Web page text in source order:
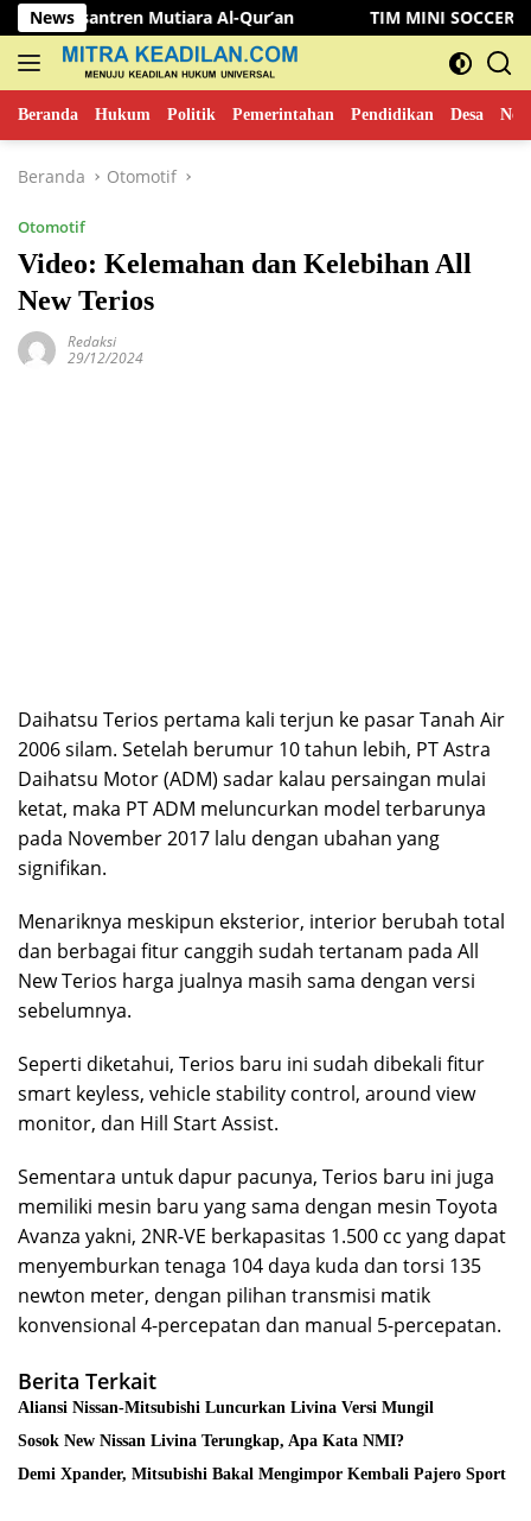
Langsung
ke
konten
NewsMutiara Al-Qur’an TIM MINI SOCCER
Beranda Hukum Politik Pemerintahan Pendidikan Desa
Beranda Otomotif
Otomotif
Video: Kelemahan dan Kelebihan All
New Terios
Redaksi
29/12/2024
Daihatsu Terios pertama kali terjun ke pasar Tanah Air
2006 silam. Setelah berumur 10 tahun lebih, PT Astra
Daihatsu Motor (ADM) sadar kalau persaingan mulai
ketat, maka PT ADM meluncurkan model terbarunya
pada November 2017 lalu dengan ubahan yang
signifikan.
Menariknya meskipun eksterior, interior berubah total
dan berbagai fitur canggih sudah tertanam pada All
New Terios harga jualnya masih sama dengan versi
sebelumnya.
Seperti diketahui, Terios baru ini sudah dibekali fitur
smart keyless, vehicle stability control, around view
monitor, dan Hill Start Assist.
Sementara untuk dapur pacunya, Terios baru ini juga
memiliki mesin baru yang sama dengan mesin Toyota
Avanza yakni, 2NR-VE berkapasitas 1.500 cc yang dapat
menyemburkan tenaga 104 daya kuda dan torsi 135
newton meter, dengan pilihan transmisi matik
konvensional 4-percepatan dan manual 5-percepatan.
Berita Terkait
Aliansi Nissan-Mitsubishi Luncurkan Livina Versi Mungil
Sosok New Nissan Livina Terungkap, Apa Kata NMI?
Demi Xpander, Mitsubishi Bakal Mengimpor Kembali Pajero Sport